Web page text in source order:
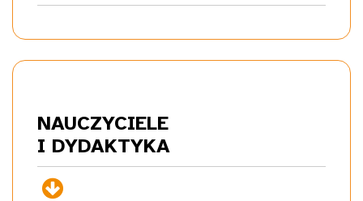
NAUCZYCIELE
I DYDAKTYKA
+